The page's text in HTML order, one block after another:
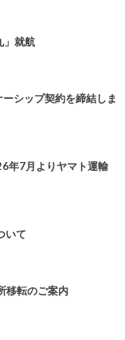
」就航
シップ契約を締結しま
年7月よりヤマト運輸
いて
移転のご案内